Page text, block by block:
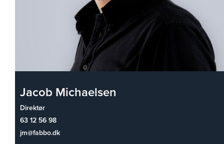
Jacob Michaelsen
Direktør
63 12 56 98
jm@fabbo.dk